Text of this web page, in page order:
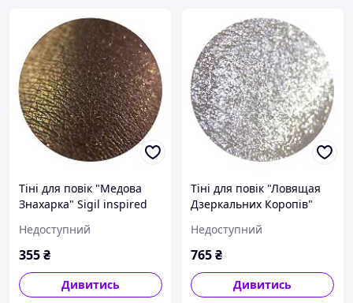
Тіні для повік "Медова
Знахарка" Sigil inspired
Недоступний
355₴
Дивитись
Тіні для повік "Ловящая
Дзеркальних Коропів"
Tanuka, 1 мл
Недоступний
765₴
Дивитись